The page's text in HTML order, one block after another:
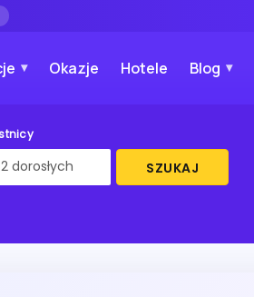
Okazje Hotele Blog
SZUKAJ